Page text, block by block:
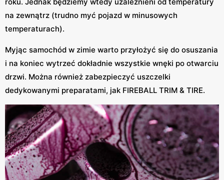
na zewnątrz (trudno myć pojazd w minusowych
temperaturach).
Myjąc samochód w zimie warto przyłożyć się do osuszania
i na koniec wytrzeć dokładnie wszystkie wnęki po otwarciu
drzwi. Można również zabezpieczyć uszczelki
dedykowanymi preparatami, jak FIREBALL TRIM & TIRE.